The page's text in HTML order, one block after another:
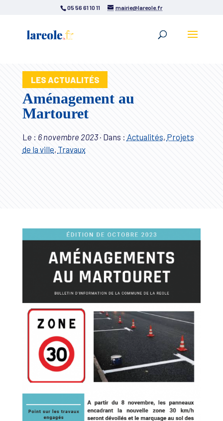
05 56 61 10 11 mairie@lareole.fr
LES ACTUALITÉS
Aménagement au
Martouret
Le : 6 novembre 2023· Dans : Actualités, Projets
de la ville, Travaux